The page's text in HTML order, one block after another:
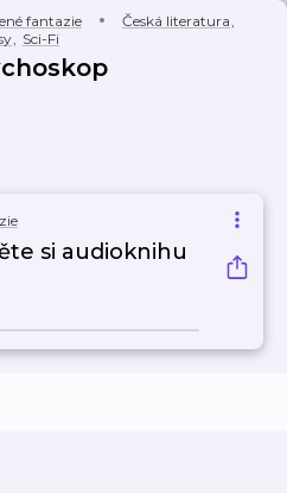
fantazie Česká literatura,
, Sci-Fi
si audioknihu